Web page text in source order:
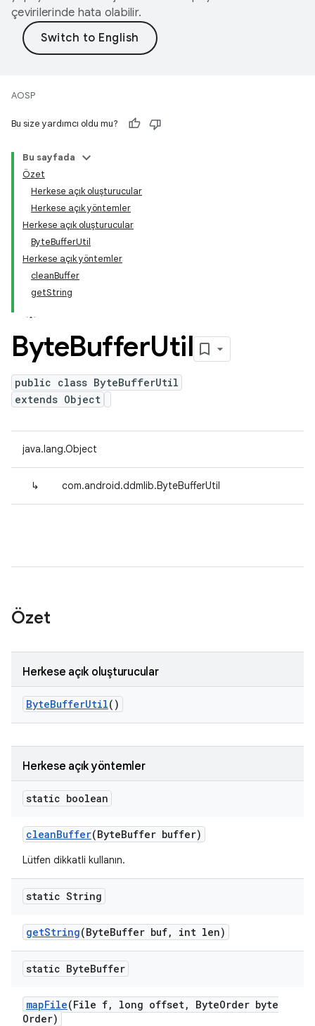
çevirilerinde hata olabilir.
AOSP
Bu size yardımcı oldu mu?
Bu sayfada
Özet
Herkese açık oluşturucular
Herkese açık yöntemler
Herkese açık oluşturucular
ByteBufferUtil
Herkese açık yöntemler
cleanBuffer
getString
ByteBufferUtil
public class ByteBufferUtil
extends Object
java.lang.Object
↳ com.android.ddmlib.ByteBufferUtil
Özet
Herkese açık oluşturucular
ByteBufferUtil()
Herkese açık yöntemler
static boolean
cleanBuffer(ByteBuffer buffer)
Lütfen dikkatli kullanın.
static String
getString(ByteBuffer buf, int len)
static ByteBuffer
mapFile(File f, long offset, ByteOrder byte
Order)